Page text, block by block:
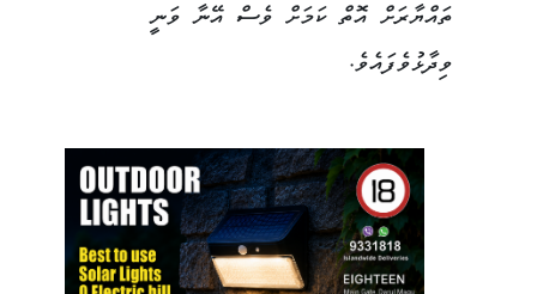
ތައްޔާރަށް އޮތް ކަމަށް ވެސް އޭނާ ވަނީ
ވިދާޅުވެފައެވެ.